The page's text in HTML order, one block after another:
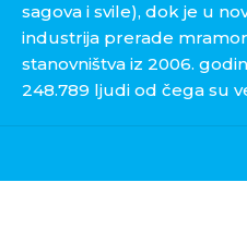
sagova i svile), dok je u
industrija prerade
stanovništva iz 2006.
248.789 ljudi od čega su